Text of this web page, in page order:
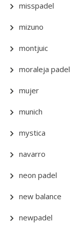
misspadel
mizuno
montjuic
moraleja padel
mujer
munich
mystica
navarro
neon padel
new balance
newpadel